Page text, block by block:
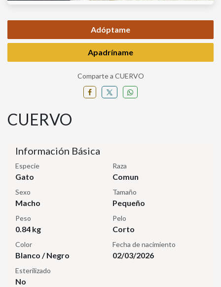
Adóptame
Apadríname
Comparte a CUERVO
CUERVO
Información Básica
Especie
Gato
Raza
Comun
Sexo
Macho
Tamaño
Pequeño
Peso
0.84 kg
Pelo
Corto
Color
Blanco / Negro
Fecha de nacimiento
02/03/2026
Esterilizado
No